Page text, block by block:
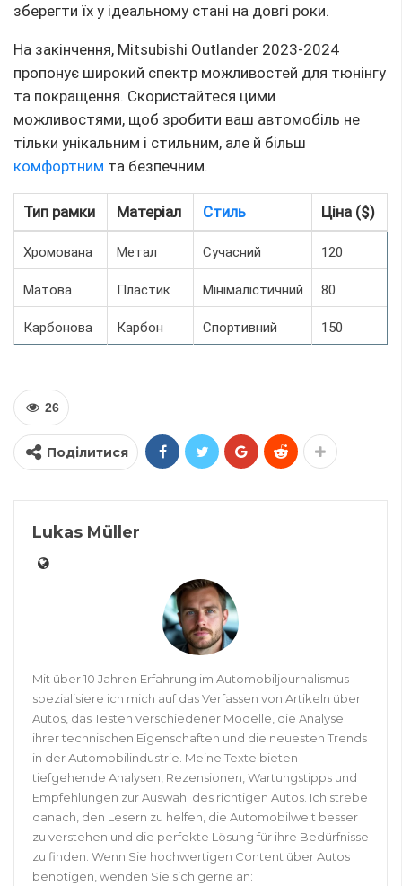
зберегти їх у ідеальному стані на довгі роки.
На закінчення, Mitsubishi Outlander 2023-2024
пропонує широкий спектр можливостей для тюнінгу
та покращення. Скористайтеся цими
можливостями, щоб зробити ваш автомобіль не
тільки унікальним і стильним, але й більш
комфортним та безпечним.
Тип рамки Матеріал Стиль Ціна ($)
Хромована Метал Сучасний 120
Матова Пластик Мінімалістичний 80
Карбонова Карбон Спортивний 150
26
Поділитися
Lukas Müller
Mit über 10 Jahren Erfahrung im Automobiljournalismus
spezialisiere ich mich auf das Verfassen von Artikeln über
Autos, das Testen verschiedener Modelle, die Analyse
ihrer technischen Eigenschaften und die neuesten Trends
in der Automobilindustrie. Meine Texte bieten
tiefgehende Analysen, Rezensionen, Wartungstipps und
Empfehlungen zur Auswahl des richtigen Autos. Ich strebe
danach, den Lesern zu helfen, die Automobilwelt besser
zu verstehen und die perfekte Lösung für ihre Bedürfnisse
zu finden. Wenn Sie hochwertigen Content über Autos
benötigen, wenden Sie sich gerne an: